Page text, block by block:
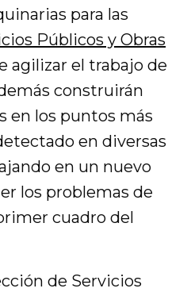
para las
Públicos y Obras
agilizar el trabajo de
construirán
en los puntos más
en diversas
en un nuevo
los problemas de
cuadro del
de Servicios